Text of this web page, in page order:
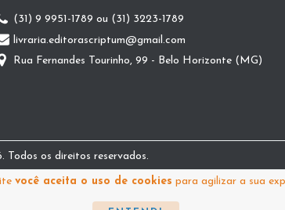
você aceita o uso de cookies para agilizar a sua
(31) 9 9951-1789 ou (31) 3223-1789
livraria.editorascriptum@gmail.com
Rua Fernandes Tourinho, 99 - Belo Horizonte (MG)
os direitos reservados.